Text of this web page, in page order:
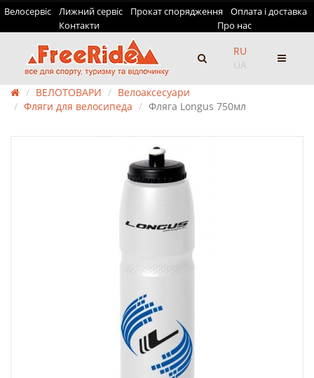
Велосервіс Лижний сервіс Прокат спорядження
Оплата і доставка
Контакти
Про нас
RU
UA
ВЕЛОТОВАРИ
Велоаксесуари
Фляги для велосипеда
Фляга Longus 750мл